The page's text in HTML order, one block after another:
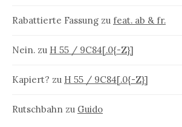
Rabattierte Fassung zu feat. ab & fr.
Nein. zu H 55 / 9C84[.0{-Z}]
Kapiert? zu H 55 / 9C84[.0{-Z}]
Rutschbahn zu Guido